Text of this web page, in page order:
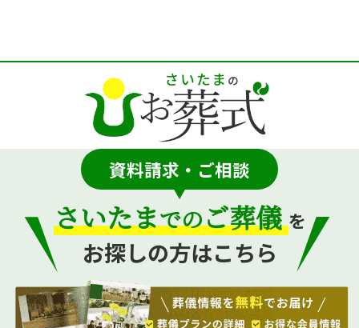
資料請求・ご相談
さいたまでのご葬儀を
お探しの方はこちら